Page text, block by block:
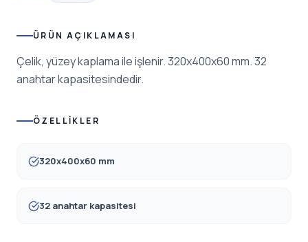
ÜRÜN AÇIKLAMASI
Çelik, yüzey kaplama ile işlenir. 320x400x60 mm. 32
anahtar kapasitesindedir.
ÖZELLIKLER
320x400x60 mm
32 anahtar kapasitesi